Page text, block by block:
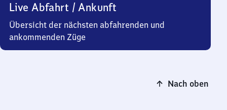
Live Abfahrt / Ankunft
Übersicht der nächsten abfahrenden und
ankommenden Züge
Nach oben